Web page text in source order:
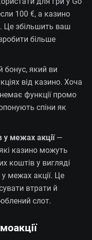
100 €, а казино
Це збільшить ваш
більше
бонус, який ви
від казино. Хоча
функції промо
спіни як
у межах акції—
казино можуть
коштів у вигляді
межах акції. Це
втрати й
слот.